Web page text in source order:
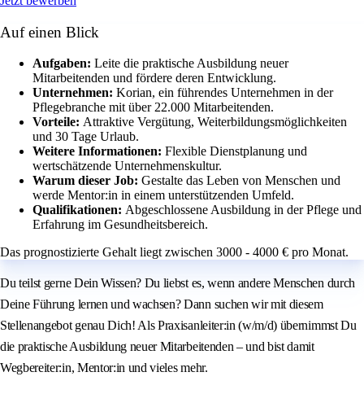
Auf einen Blick
Aufgaben: Leite die praktische Ausbildung neuer
Mitarbeitenden und fördere deren Entwicklung.
Unternehmen: Korian, ein führendes Unternehmen in der
Pflegebranche mit über 22.000 Mitarbeitenden.
Vorteile: Attraktive Vergütung, Weiterbildungsmöglichkeiten
und 30 Tage Urlaub.
Weitere Informationen: Flexible Dienstplanung und
wertschätzende Unternehmenskultur.
Warum dieser Job: Gestalte das Leben von Menschen und
werde Mentor:in in einem unterstützenden Umfeld.
Qualifikationen: Abgeschlossene Ausbildung in der Pflege und
Erfahrung im Gesundheitsbereich.
Das prognostizierte Gehalt liegt zwischen 3000 - 4000 € pro Monat.
Du teilst gerne Dein Wissen? Du liebst es, wenn andere Menschen durch
Deine Führung lernen und wachsen? Dann suchen wir mit diesem
Stellenangebot genau Dich! Als Praxisanleiter:in (w/m/d) übernimmst Du
die praktische Ausbildung neuer Mitarbeitenden – und bist damit
Wegbereiter:in, Mentor:in und vieles mehr.